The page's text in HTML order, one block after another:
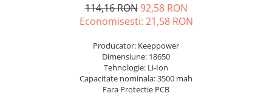
114,16 RON 92,58 RON
Economisesti: 21,58 RON
Producator: Keeppower
Dimensiune: 18650
Tehnologie: Li-Ion
Capacitate nominala: 3500 mah
Fara Protectie PCB